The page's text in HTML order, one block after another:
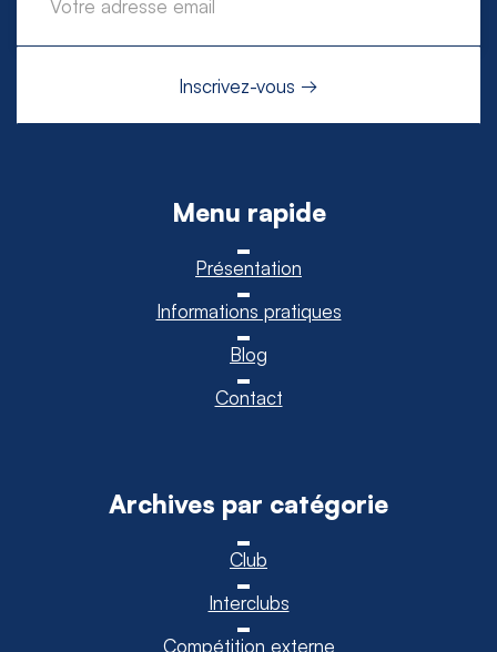
Menu rapide
Présentation
Informations pratiques
Blog
Contact
Archives par catégorie
Club
Interclubs
Compétition externe